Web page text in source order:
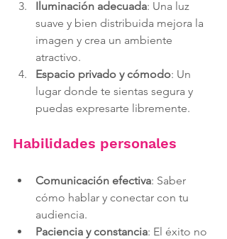
Iluminación adecuada: Una luz
suave y bien distribuida mejora la
imagen y crea un ambiente
atractivo.
Espacio privado y cómodo: Un
lugar donde te sientas segura y
puedas expresarte libremente.
Habilidades personales
Comunicación efectiva: Saber
cómo hablar y conectar con tu
audiencia.
Paciencia y constancia: El éxito no